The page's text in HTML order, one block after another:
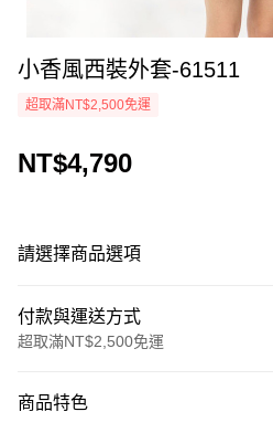
小香風西裝外套-61511
超取滿NT$2,500免運
NT$4,790
請選擇商品選項
付款與運送方式
超取滿NT$2,500免運
信用卡一次付款
商品特色